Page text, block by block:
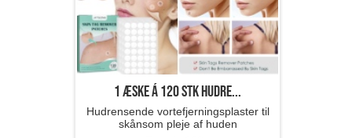
1 æske á 120 stk hudre...
Hudrensende vortefjerningsplaster til
skånsom pleje af huden